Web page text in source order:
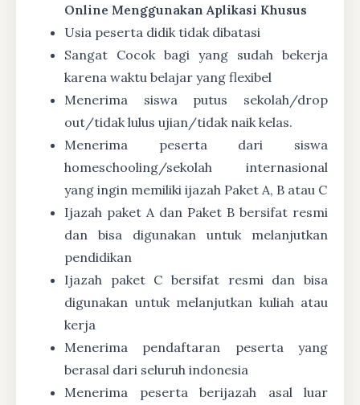
Online Menggunakan Aplikasi Khusus
Usia peserta didik tidak dibatasi
Sangat Cocok bagi yang sudah bekerja
karena waktu belajar yang flexibel
Menerima siswa putus sekolah/drop
out/tidak lulus ujian/tidak naik kelas.
Menerima peserta dari siswa
homeschooling/sekolah internasional
yang ingin memiliki ijazah Paket A, B atau C
Ijazah paket A dan Paket B bersifat resmi
dan bisa digunakan untuk melanjutkan
pendidikan
Ijazah paket C bersifat resmi dan bisa
digunakan untuk melanjutkan kuliah atau
kerja
Menerima pendaftaran peserta yang
berasal dari seluruh indonesia
Menerima peserta berijazah asal luar